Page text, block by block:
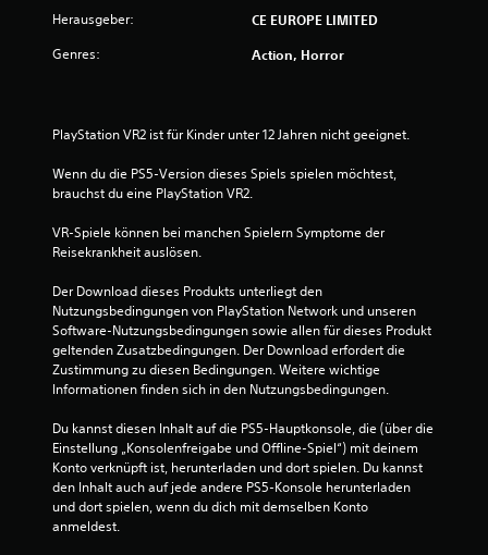
r
n
n
a
Herausgeber: CE EUROPE LIMITED
Genres: Action, Horror
PlayStation VR2 ist für Kinder unter 12 Jahren nicht geeignet.
Wenn du die PS5-Version dieses Spiels spielen möchtest,
brauchst du eine PlayStation VR2.
VR-Spiele können bei manchen Spielern Symptome der
Reisekrankheit auslösen.
Der Download dieses Produkts unterliegt den
Nutzungsbedingungen von PlayStation Network und unseren
Software-Nutzungsbedingungen sowie allen für dieses Produkt
geltenden Zusatzbedingungen. Der Download erfordert die
Zustimmung zu diesen Bedingungen. Weitere wichtige
Informationen finden sich in den Nutzungsbedingungen.
Du kannst diesen Inhalt auf die PS5-Hauptkonsole, die (über die
Einstellung „Konsolenfreigabe und Offline-Spiel“) mit deinem
Konto verknüpft ist, herunterladen und dort spielen. Du kannst
den Inhalt auch auf jede andere PS5-Konsole herunterladen
und dort spielen, wenn du dich mit demselben Konto
anmeldest.